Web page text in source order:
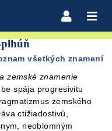
všetkých znamení
zemské znamenie
spája progresivitu
zemského
ctižiadostivú,
neoblomným